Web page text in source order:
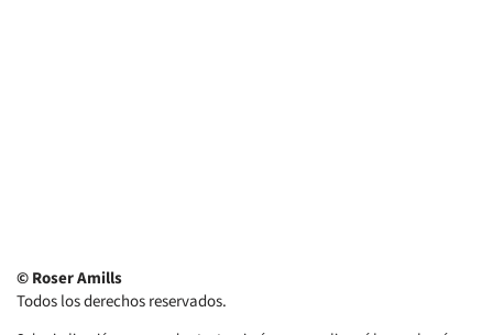
© Roser Amills
Todos los derechos reservados.